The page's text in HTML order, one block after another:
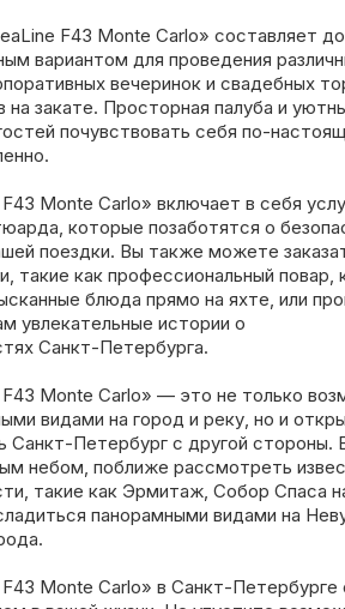
F43 Monte Carlo» составляет до
вариантом для проведения
вечеринок и свадебных
закате. Просторная палуба и
почувствовать себя по-
Monte Carlo» включает в себя
которые позаботятся о
поездки. Вы также можете
такие как профессиональный повар,
блюда прямо на яхте, или
увлекательные истории о
Санкт-Петербурга.
Monte Carlo» — это не только
видами на город и реку, но и
Санкт-Петербург с другой
небом, поближе рассмотреть
такие как Эрмитаж, Собор Спаса
панорамными видами на
Monte Carlo» в Санкт-Петербурге